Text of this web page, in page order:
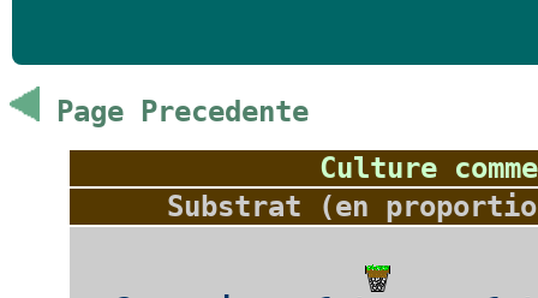
Page Precedente
Culture
Substrat (en